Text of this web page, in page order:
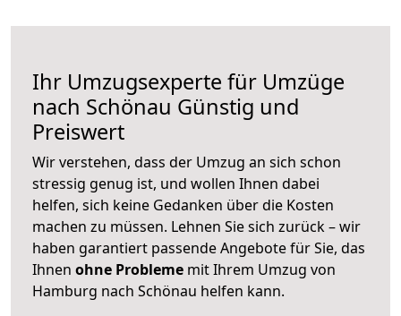
Ihr Umzugsexperte für Umzüge
nach Schönau Günstig und
Preiswert
Wir verstehen, dass der Umzug an sich schon
stressig genug ist, und wollen Ihnen dabei
helfen, sich keine Gedanken über die Kosten
machen zu müssen. Lehnen Sie sich zurück – wir
haben garantiert passende Angebote für Sie, das
Ihnen ohne Probleme mit Ihrem Umzug von
Hamburg nach Schönau helfen kann.